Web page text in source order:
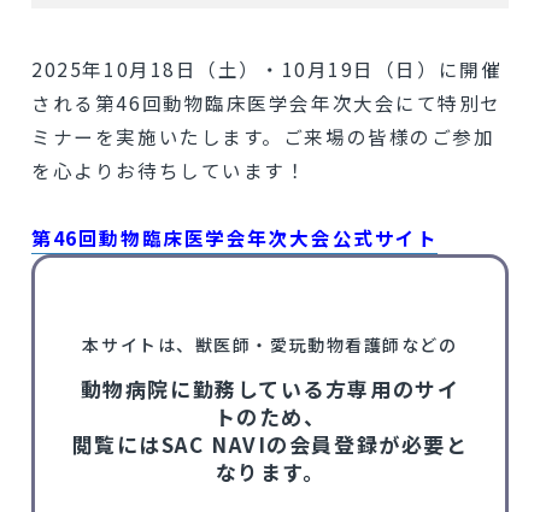
2025年10月18日（土）・10月19日（日）に開催
される第46回動物臨床医学会年次大会にて特別セ
ミナーを実施いたします。ご来場の皆様のご参加
を心よりお待ちしています！
第46回動物臨床医学会年次大会公式サイト
本サイトは、獣医師・愛玩動物看護師などの
動物病院に勤務している方専用のサイ
トのため、
閲覧にはSAC NAVIの会員登録が必要と
なります。